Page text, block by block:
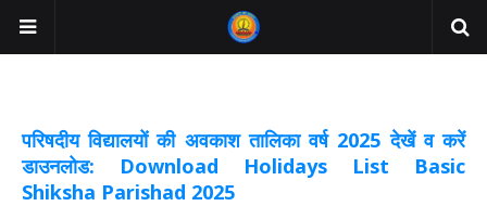
परिषदीय विद्यालयों की अवकाश तालिका वर्ष 2025 देखें व करें
डाउनलोड: Download Holidays List Basic
Shiksha Parishad 2025